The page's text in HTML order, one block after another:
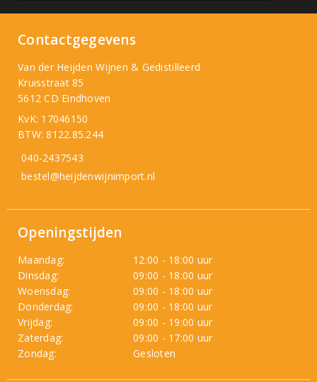
Contactgegevens
Van der Heijden Wijnen & Gedistilleerd
Kruisstraat 85
5612 CD Eindhoven
KvK: 17046150
BTW: 8122.85.244
040-2437543
bestel@heijdenwijnimport.nl
Openingstijden
Maandag:
12:00 - 18:00 uur
Dinsdag:
09:00 - 18:00 uur
Woensdag:
09:00 - 18:00 uur
Donderdag:
09:00 - 18:00 uur
Vrijdag:
09:00 - 19:00 uur
Zaterdag:
09:00 - 17:00 uur
Zondag:
Gesloten